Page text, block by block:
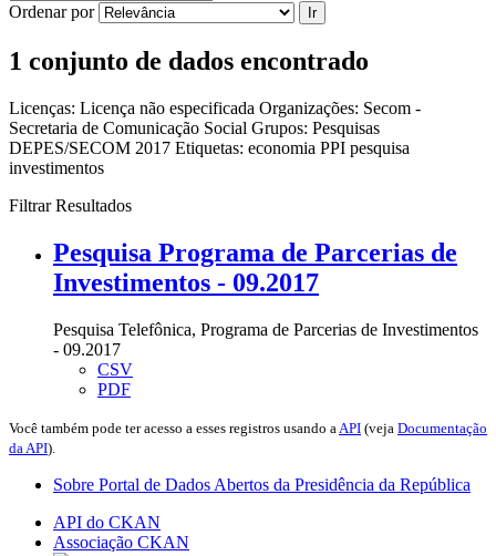
Ordenar por Ir
1 conjunto de dados encontrado
Licenças: Licença não especificada Organizações: Secom -
Secretaria de Comunicação Social Grupos: Pesquisas
DEPES/SECOM 2017 Etiquetas: economia PPI pesquisa
investimentos
Filtrar Resultados
Pesquisa Programa de Parcerias de
Investimentos - 09.2017
Pesquisa Telefônica, Programa de Parcerias de Investimentos
- 09.2017
CSV
PDF
Você também pode ter acesso a esses registros usando a API (veja Documentação
da API).
Sobre Portal de Dados Abertos da Presidência da República
API do CKAN
Associação CKAN